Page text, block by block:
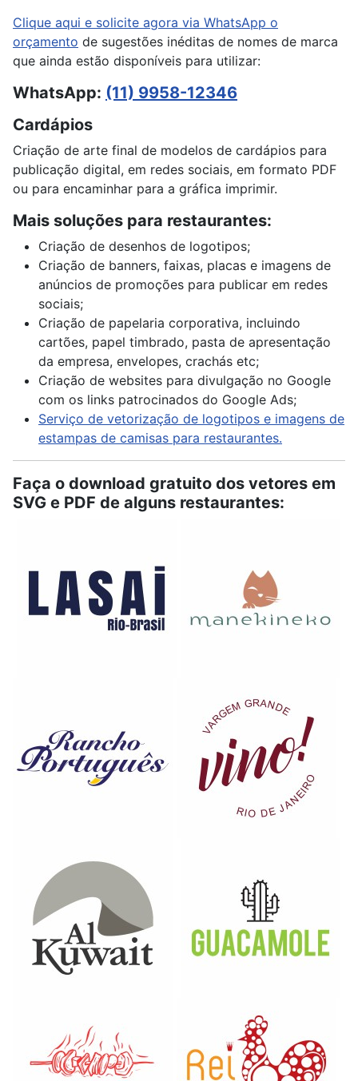
Clique aqui e solicite agora via WhatsApp o
orçamento de sugestões inéditas de nomes de marca
que ainda estão disponíveis para utilizar:
WhatsApp: (11) 9958-12346
Cardápios
Criação de arte final de modelos de cardápios para
publicação digital, em redes sociais, em formato PDF
ou para encaminhar para a gráfica imprimir.
Mais soluções para restaurantes:
Criação de desenhos de logotipos;
Criação de banners, faixas, placas e imagens de
anúncios de promoções para publicar em redes
sociais;
Criação de papelaria corporativa, incluindo
cartões, papel timbrado, pasta de apresentação
da empresa, envelopes, crachás etc;
Criação de websites para divulgação no Google
com os links patrocinados do Google Ads;
Serviço de vetorização de logotipos e imagens de
estampas de camisas para restaurantes.
Faça o download gratuito dos vetores em
SVG e PDF de alguns restaurantes: